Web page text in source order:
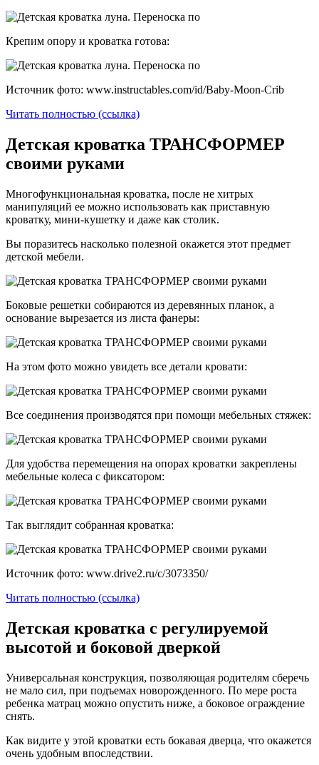
Крепим опору и кроватка готова:
Источник фото: www.instructables.com/id/Baby-Moon-Crib
Читать полностью (ссылка)
Детская кроватка ТРАНСФОРМЕР
своими руками
Многофункциональная кроватка, после не хитрых
манипуляций ее можно использовать как приставную
кроватку, мини-кушетку и даже как столик.
Вы поразитесь насколько полезной окажется этот предмет
детской мебели.
Боковые решетки собираются из деревянных планок, а
основание вырезается из листа фанеры:
На этом фото можно увидеть все детали кровати:
Все соединения производятся при помощи мебельных стяжек:
Для удобства перемещения на опорах кроватки закреплены
мебельные колеса с фиксатором:
Так выглядит собранная кроватка:
Источник фото: www.drive2.ru/c/3073350/
Читать полностью (ссылка)
Детская кроватка с регулируемой
высотой и боковой дверкой
Универсальная конструкция, позволяющая родителям сберечь
не мало сил, при подъемах новорожденного. По мере роста
ребенка матрац можно опустить ниже, а боковое ограждение
снять.
Как видите у этой кроватки есть бокавая дверца, что окажется
очень удобным впоследствии.